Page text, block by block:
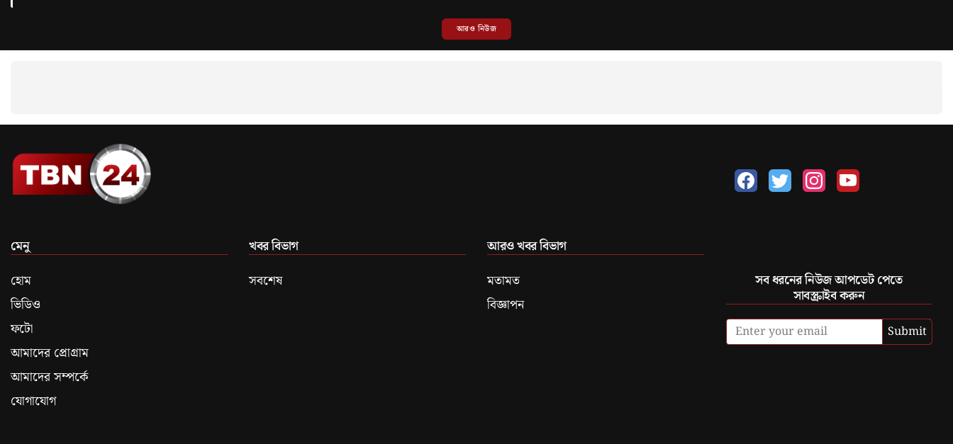
আরও নিউজ
মেনু
হোম
ভিডিও
ফটো
আমাদের প্রোগ্রাম
আমাদের সম্পর্কে
যোগাযোগ
খবর বিভাগ
সবশেষ
আরও খবর বিভাগ
মতামত
বিজ্ঞাপন
সব ধরনের নিউজ আপডেট পেতে
সাবস্ক্রাইব করুন
Submit